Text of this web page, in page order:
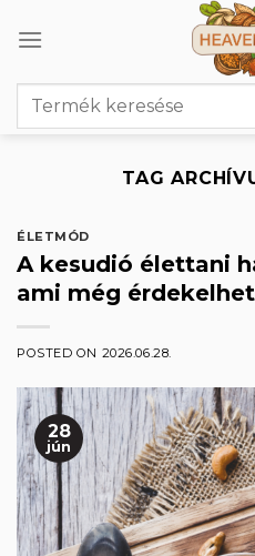
Keresés
TAG
ÉLETMÓD
A kesudió élettani
ami még érdekelhet
POSTED ON 2026.06.28.
28
jún